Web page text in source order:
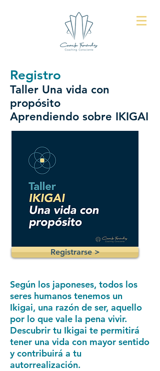
Registro
Taller Una vida con
propósito
Aprendiendo sobre IKIGAI
Registrarse >
Según los japoneses, todos los
seres humanos tenemos un
Ikigai, una razón de ser, aquello
por lo que vale la pena vivir.
Descubrir tu Ikigai te permitirá
tener una vida con mayor sentido
y contribuirá a tu
autorrealización.